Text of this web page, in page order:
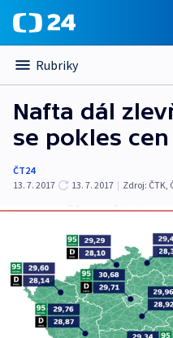
Rubriky
Nafta dál
se pokles
ČT24
13. 7. 2017
13. 7. 2017 | Zdroj: ČTK,